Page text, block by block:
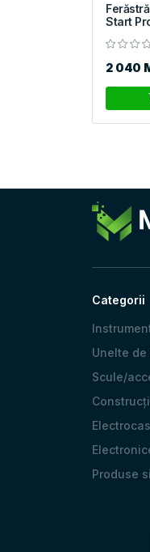
Start
2 040
Categorii
Unelte de
Scule/
Produse